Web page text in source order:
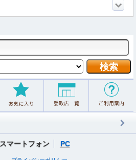
スマートフォン PC